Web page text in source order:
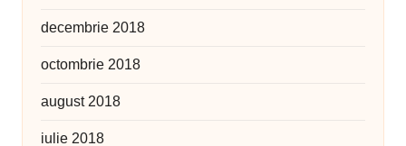
decembrie 2018
octombrie 2018
august 2018
iulie 2018